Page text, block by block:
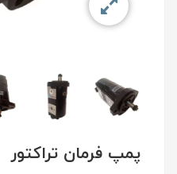
پمپ فرمان تراکتور